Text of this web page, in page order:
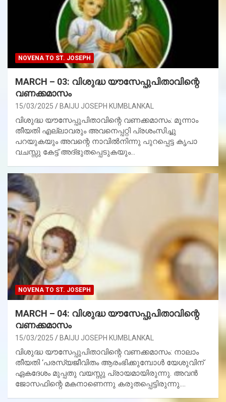
NOVENA TO ST. JOSEPH
MARCH – 03: വിശുദ്ധ യൗസേപ്പുപിതാവിന്റെ
വണക്കമാസം
15/03/2025 BAIJU JOSEPH KUMBLANKAL
വിശുദ്ധ യൗസേപ്പുപിതാവിന്റെ വണക്കമാസം: മൂന്നാം
തീയതി എല്ലാവരും അവനെപ്പറ്റി പ്രശംസിച്ചു
പറയുകയും അവന്റെ നാവില്‍നിന്നു പുറപ്പെട്ട കൃപാ
വചസ്സു കേട്ട് അദ്ഭുതപ്പെടുകയും…
NOVENA TO ST. JOSEPH
MARCH – 04: വിശുദ്ധ യൗസേപ്പുപിതാവിന്റെ
വണക്കമാസം
15/03/2025 BAIJU JOSEPH KUMBLANKAL
വിശുദ്ധ യൗസേപ്പുപിതാവിന്റെ വണക്കമാസം: നാലാം
തീയതി ‘പരസ്യജീവിതം ആരംഭിക്കുമ്പോള്‍ യേശുവിന്
ഏകദേശം മുപ്പതു വയസ്സു പ്രായമായിരുന്നു. അവന്‍
ജോസഫിന്റെ മകനാണെന്നു കരുതപ്പെട്ടിരുന്നു.…